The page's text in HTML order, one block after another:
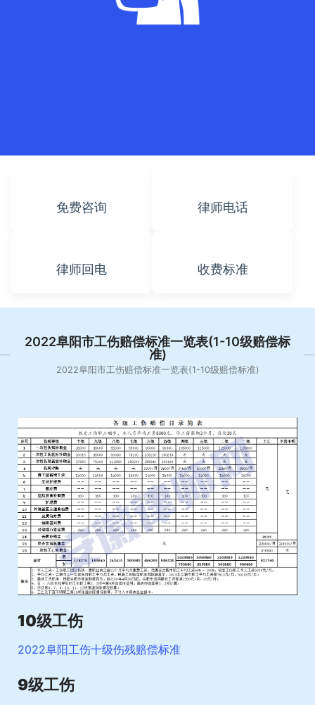
免费咨询 律师电话
律师回电 收费标准
2022阜阳市工伤赔偿标准一览表(1-10级赔偿标
准)
2022阜阳市工伤赔偿标准一览表(1-10级赔偿标准)
10级工伤
2022阜阳工伤十级伤残赔偿标准
9级工伤